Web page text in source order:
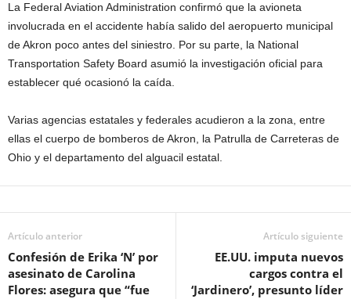
La Federal Aviation Administration confirmó que la avioneta
involucrada en el accidente había salido del aeropuerto municipal
de Akron poco antes del siniestro. Por su parte, la National
Transportation Safety Board asumió la investigación oficial para
establecer qué ocasionó la caída.
Varias agencias estatales y federales acudieron a la zona, entre
ellas el cuerpo de bomberos de Akron, la Patrulla de Carreteras de
Ohio y el departamento del alguacil estatal.
Artículo anterior
Confesión de Erika ‘N’ por
asesinato de Carolina
Flores: asegura que “fue
Artículo siguiente
EE.UU. imputa nuevos
cargos contra el
‘Jardinero’, presunto líder